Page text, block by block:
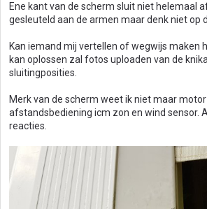
Ene kant van de scherm sluit niet helemaal
gesleuteld aan de armen maar denk niet op
Kan iemand mij vertellen of wegwijs maken
kan oplossen zal fotos uploaden van de
sluitingposities.
Merk van de scherm weet ik niet maar
afstandsbediening icm zon en wind sensor.
reacties.